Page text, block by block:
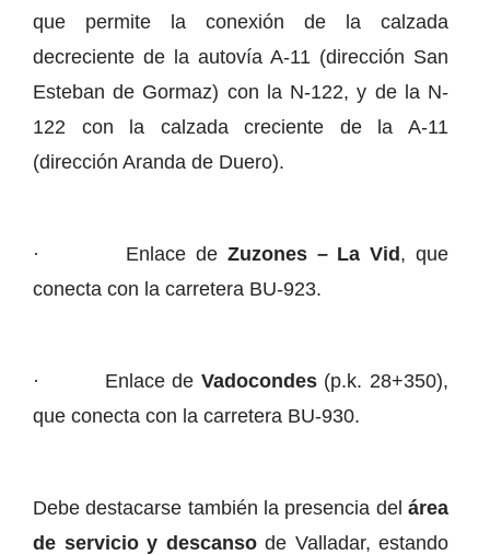
que permite la conexión de la calzada
decreciente de la autovía A-11 (dirección San
Esteban de Gormaz) con la N-122, y de la N-
122 con la calzada creciente de la A-11
(dirección Aranda de Duero).
· Enlace de Zuzones – La Vid, que
conecta con la carretera BU-923.
· Enlace de Vadocondes(p.k. 28+350),
que conecta con la carretera BU-930.
Debe destacarse también la presencia del área
de servicio y descansode Valladar, estando